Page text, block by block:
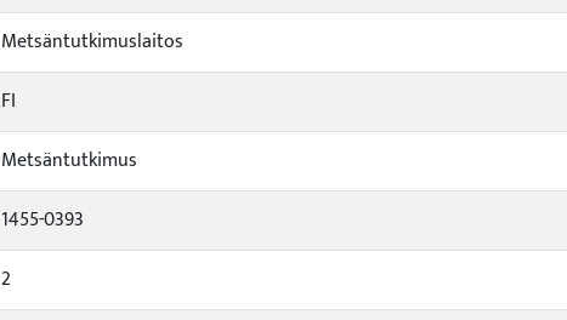
Metsäntutkimuslaitos
FI
Metsäntutkimus
1455-0393
2